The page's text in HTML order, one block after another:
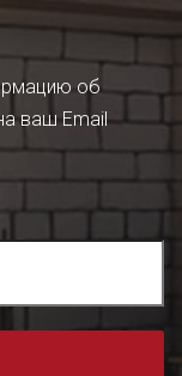
об
ваш Email